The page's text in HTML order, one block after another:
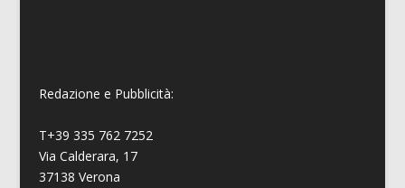
Redazione e Pubblicità:
T+39 335 762 7252
Via Calderara, 17
37138 Verona